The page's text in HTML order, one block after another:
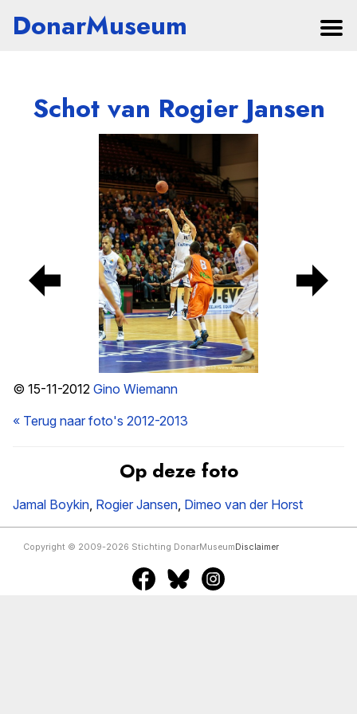
DonarMuseum
Schot van Rogier Jansen
© 15-11-2012 Gino Wiemann
« Terug naar foto's 2012-2013
Op deze foto
Jamal Boykin, Rogier Jansen, Dimeo van der Horst
Copyright © 2009-2026 Stichting DonarMuseum Disclaimer